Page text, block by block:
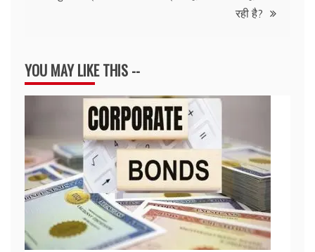
रही है?
YOU MAY LIKE THIS --